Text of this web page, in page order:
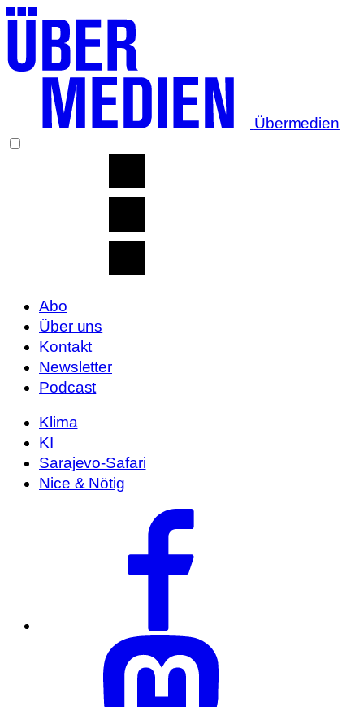
Übermedien
Abo
Über uns
Kontakt
Newsletter
Podcast
Klima
KI
Sarajevo-Safari
Nice & Nötig